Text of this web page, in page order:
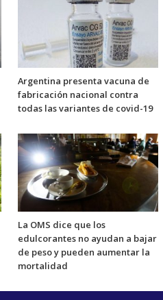
Argentina presenta vacuna de
fabricación nacional contra
todas las variantes de covid-19
La OMS dice que los
edulcorantes no ayudan a bajar
de peso y pueden aumentar la
mortalidad